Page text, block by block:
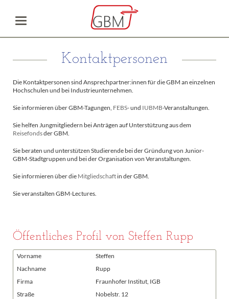
Kontaktpersonen
Die Kontaktpersonen sind Ansprechpartner:innen für die GBM an einzelnen
Hochschulen und bei Industrieunternehmen.
Sie informieren über GBM-Tagungen, FEBS- und IUBMB-Veranstaltungen.
Sie helfen Jungmitgliedern bei Anträgen auf Unterstützung aus dem
Reisefondsder GBM.
Sie beraten und unterstützen Studierende bei der Gründung von Junior-
GBM-Stadtgruppen und bei der Organisation von Veranstaltungen.
Sie informieren über die Mitgliedschaftin der GBM.
Sie veranstalten GBM-Lectures.
Öffentliches Profil von Steffen Rupp
Vorname
Steffen
Nachname
Rupp
Firma
Fraunhofer Institut, IGB
Straße
Nobelstr. 12